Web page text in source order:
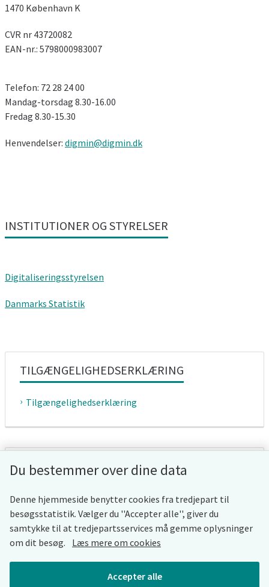
1470 København K
CVR nr 43720082
EAN-nr.: 5798000983007
Telefon: 72 28 24 00
Mandag-torsdag 8.30-16.00
Fredag ​​8.30-15.30
Henvendelser: digmin@digmin.dk
INSTITUTIONER OG STYRELSER
Digitaliseringsstyrelsen
Danmarks Statistik
TILGÆNGELIGHEDSERKLÆRING
Tilgængelighedserklæring
WHISTLEBLOWERORDNING
Whistleblowerordning
COOKIES
Du bestemmer over dine data
Denne hjemmeside benytter cookies fra tredjepart til
besøgsstatistik. Vælger du ''Accepter alle'', giver du
samtykke til at tredjepartsservices må gemme oplysninger
om dit besøg.
Læs mere om cookies
Accepter alle